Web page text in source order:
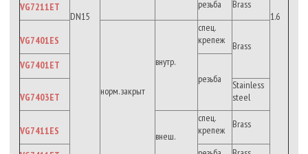
DN15 1.6
VG7211ET резьба Brass
VG7401ES
норм. закрыт
внутр.
спец.
крепеж
Brass
VG7401ET
резьба
VG7403ET
Stainless
steel
VG7411ES внеш.
спец.
крепеж
Brass